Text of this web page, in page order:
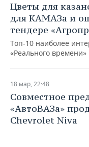
Цветы для
для КАМАЗа и
тендере
Топ-10 наиболее
«Реального времени»
18 мар, 22:48
​Совместное
«АвтоВАЗа»
Chevrolet Niva